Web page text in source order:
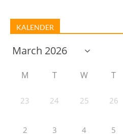
KALENDER
M T W T
23 24 25 26
2 3 4 5